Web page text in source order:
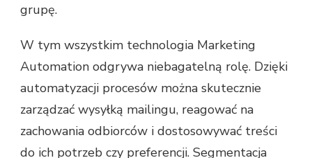
grupę.
W tym wszystkim technologia Marketing
Automation odgrywa niebagatelną rolę. Dzięki
automatyzacji procesów można skutecznie
zarządzać wysyłką mailingu, reagować na
zachowania odbiorców i dostosowywać treści
do ich potrzeb czy preferencji. Segmentacja